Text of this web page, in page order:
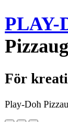
PLAY-
För
Play-Doh